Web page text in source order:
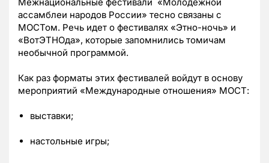
ассамблеи народов России» тесно связаны с
МОСТом. Речь идет о фестивалях «Этно-ночь» и
«ВотЭТНОда», которые запомнились томичам
необычной программой.
Как раз форматы этих фестивалей войдут в основу
мероприятий «Международные отношения» МОСТ:
выставки;
настольные игры;